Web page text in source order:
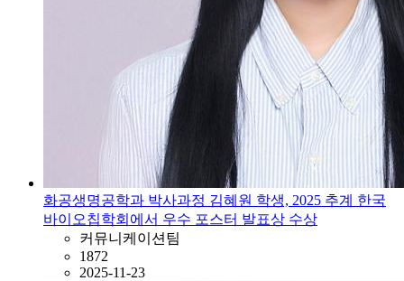
화공생명공학과 박사과정 김혜원 학생, 2025 추계 한국
바이오칩학회에서 우수 포스터 발표상 수상
커뮤니케이션팀
1872
2025-11-23